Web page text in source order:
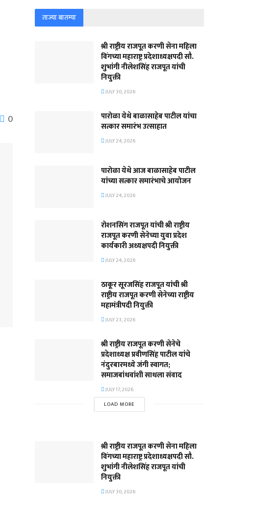
0
ताज्या बातम्या
श्री राष्ट्रीय राजपूत करणी सेना महिला
विंगच्या महाराष्ट्र प्रदेशाध्यक्षपदी सौ.
शुभांगी नीलेशसिंह राजपूत यांची
नियुक्ती
JULY 30, 2026
पारोळा येथे बाळासाहेब पाटील यांचा
सत्कार समारंभ उत्साहात
JULY 24, 2026
पारोळा येथे आज बाळासाहेब पाटील
यांच्या सत्कार समारंभाचे आयोजन
JULY 24, 2026
रोशनसिंग राजपूत यांची श्री राष्ट्रीय
राजपूत करणी सेनेच्या युवा प्रदेश
कार्यकारी अध्यक्षपदी नियुक्ती
JULY 24, 2026
ठाकूर सूरजसिंह राजपूत यांची श्री
राष्ट्रीय राजपूत करणी सेनेच्या राष्ट्रीय
महामंत्रीपदी नियुक्ती
JULY 23, 2026
श्री राष्ट्रीय राजपूत करणी सेनेचे
प्रदेशाध्यक्ष प्रवीणसिंह पाटील यांचे
नंदुरबारमध्ये जंगी स्वागत;
समाजबांधवांशी साधला संवाद
JULY 17, 2026
LOAD MORE
श्री राष्ट्रीय राजपूत करणी सेना महिला
विंगच्या महाराष्ट्र प्रदेशाध्यक्षपदी सौ.
शुभांगी नीलेशसिंह राजपूत यांची
नियुक्ती
JULY 30, 2026